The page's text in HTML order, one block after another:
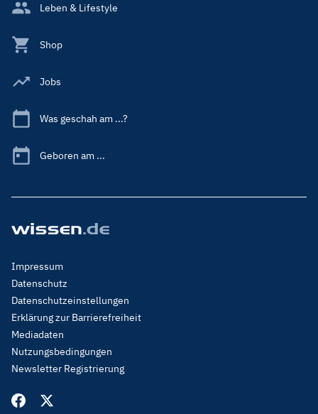
Leben & Lifestyle
Shop
Jobs
Was geschah am ...?
Geboren am ...
Footer
Menu
Legal
Impressum
Datenschutz
Datenschutzeinstellungen
Erklärung zur Barrierefreiheit
Mediadaten
Nutzungsbedingungen
Newsletter Registrierung